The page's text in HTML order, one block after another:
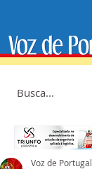
Voz de Portugal